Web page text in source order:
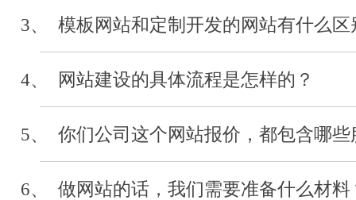
河北经贸大学
2019-04
河北省浙江省会
网站制作
3、 模板网站和定制开发的网站有什么区
4、 网站建设的具体流程是怎样的？
5、 你们公司这个网站报价，都包含哪些
6、 做网站的话，我们需要准备什么材料